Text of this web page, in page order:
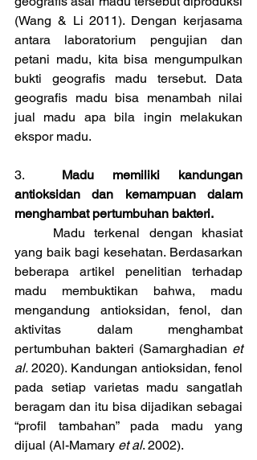
(Wang & Li 2011). Dengan kerjasama
antara laboratorium pengujian dan
petani madu, kita bisa mengumpulkan
bukti geografis madu tersebut. Data
geografis madu bisa menambah nilai
jual madu apa bila ingin melakukan
ekspor madu.
Madu memiliki kandungan
antioksidan dan kemampuan dalam
menghambat pertumbuhan bakteri.
yang baik bagi kesehatan. Berdasarkan
beberapa artikel penelitian terhadap
madu membuktikan bahwa, madu
mengandung antioksidan, fenol, dan
aktivitas dalam menghambat
pertumbuhan bakteri (Samarghadian et
al. 2020). Kandungan antioksidan, fenol
pada setiap varietas madu sangatlah
beragam dan itu bisa dijadikan sebagai
“profil tambahan” pada madu yang
dijual (Al-Mamary et al. 2002).